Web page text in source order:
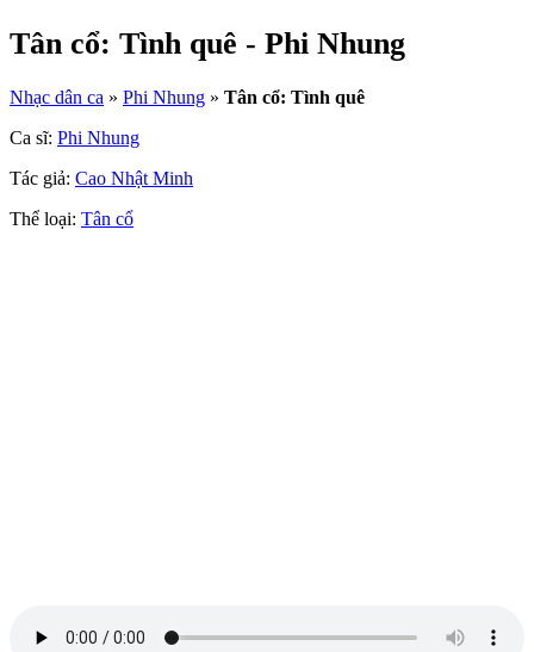
Tân cổ: Tình quê - Phi Nhung
Nhạc dân ca » Phi Nhung » Tân cổ: Tình quê
Ca sĩ: Phi Nhung
Tác giả: Cao Nhật Minh
Thể loại: Tân cổ